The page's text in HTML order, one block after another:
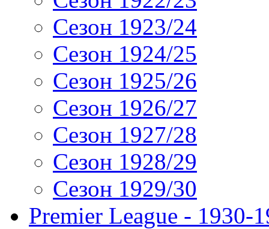
Сезон 1923/24
Сезон 1924/25
Сезон 1925/26
Сезон 1926/27
Сезон 1927/28
Сезон 1928/29
Сезон 1929/30
Premier League - 1930-